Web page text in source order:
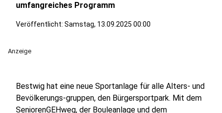
umfangreiches Programm
Veröffentlicht: Samstag, 13.09.2025 00:00
Anzeige
Bestwig hat eine neue Sportanlage für alle Alters- und
Bevölkerungs-gruppen, den Bürgersportpark. Mit dem
SeniorenGEHweg, der Bouleanlage und dem